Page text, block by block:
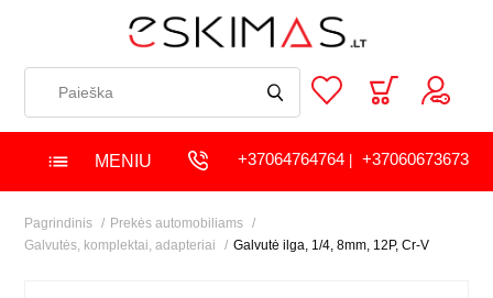
MENIU +37064764764| +37060673673
Pagrindinis
Prekės automobiliams
Galvutės, komplektai, adapteriai
Galvutė ilga, 1/4, 8mm, 12P, Cr-V